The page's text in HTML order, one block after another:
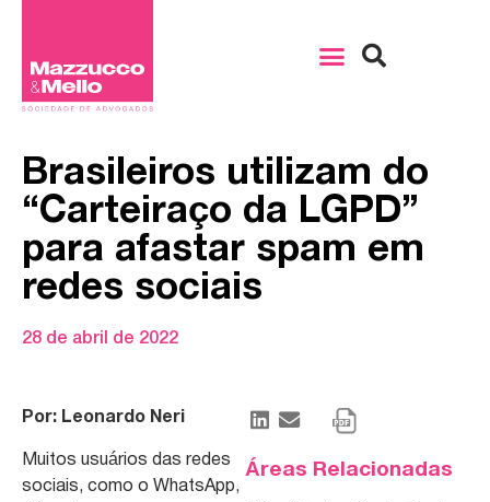
Brasileiros utilizam do
“Carteiraço da LGPD”
para afastar spam em
redes sociais
28 de abril de 2022
Por: Leonardo Neri
Muitos usuários das redes
sociais, como o WhatsApp,
Áreas Relacionadas